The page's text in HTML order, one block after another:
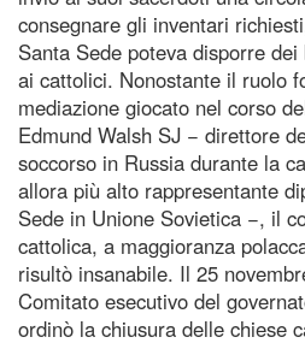
consegnare gli inventari
Santa Sede poteva disporre
ai cattolici. Nonostante il ruolo
mediazione giocato nel corso
Edmund Walsh SJ − direttore
soccorso in Russia durante la
allora più alto rappresentante
Sede in Unione Sovietica −, il
cattolica, a maggioranza
risultò insanabile. Il 25
Comitato esecutivo del
ordinò la chiusura delle chiese